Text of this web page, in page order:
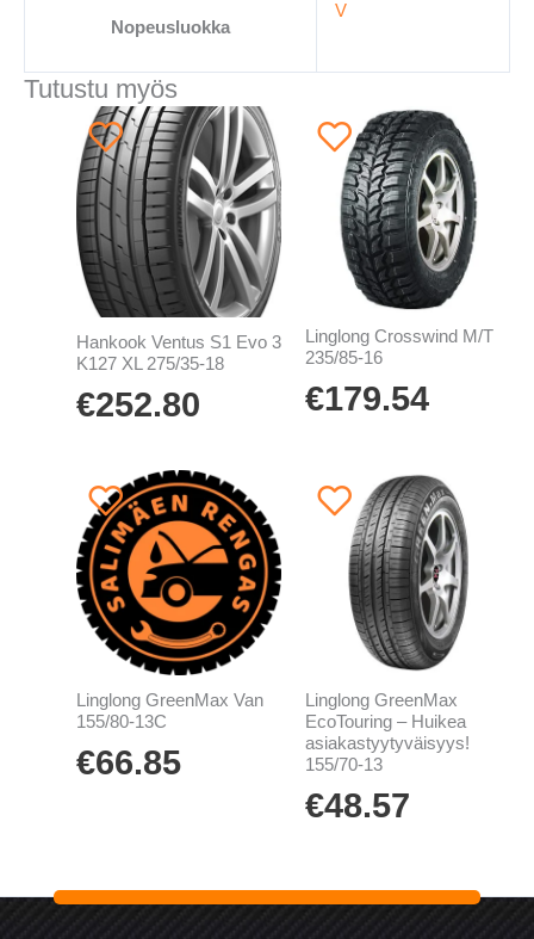
Nopeusluokka
V
Tutustu myös
Hankook Ventus S1 Evo 3
K127 XL 275/35-18
€252.80
Linglong Crosswind M/T
235/85-16
€179.54
Linglong GreenMax Van
155/80-13C
€66.85
Linglong GreenMax
EcoTouring – Huikea
asiakastyytyväisyys!
155/70-13
€48.57